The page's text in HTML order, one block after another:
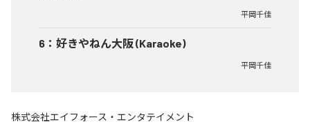
平岡千佳
6 ： 好きやねん大阪 (Karaoke)
平岡千佳
株式会社エイフォース・エンタテイメント